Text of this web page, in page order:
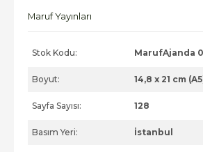
Maruf Yayınları
Stok Kodu: MarufAjanda
Boyut: 14,8 x 21 cm
Sayfa Sayısı: 128
Basım Yeri: İstanbul